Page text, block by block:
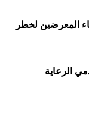
المعرضين لخطر
الرعاية